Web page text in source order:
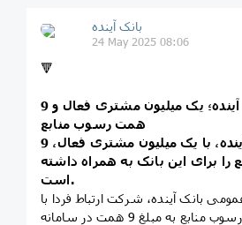
بانک آینده
24 May 2025 08:06
🔻
ایران‏کارت بانک آینده؛ یک میلیون مشتری فعال و 9
همت رسوب منابع
ایران کارت بانک آینده، با یک میلیون مشتری فعال، 9
برای این بانک به همراه داشته
است.
بانک آینده، شرکت ارتباط فردا با
اشاره به حجم رسوب منابع به مبلغ 9 همت در سامانه